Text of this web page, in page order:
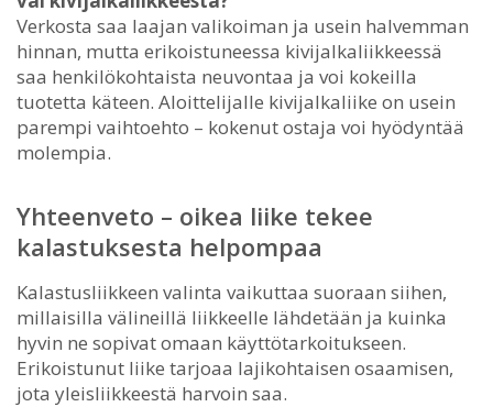
Verkosta saa laajan valikoiman ja usein halvemman
hinnan, mutta erikoistuneessa kivijalkaliikkeessä
saa henkilökohtaista neuvontaa ja voi kokeilla
tuotetta käteen. Aloittelijalle kivijalkaliike on usein
parempi vaihtoehto – kokenut ostaja voi hyödyntää
molempia.
Yhteenveto – oikea liike tekee
kalastuksesta helpompaa
Kalastusliikkeen valinta vaikuttaa suoraan siihen,
millaisilla välineillä liikkeelle lähdetään ja kuinka
hyvin ne sopivat omaan käyttötarkoitukseen.
Erikoistunut liike tarjoaa lajikohtaisen osaamisen,
jota yleisliikkeestä harvoin saa.